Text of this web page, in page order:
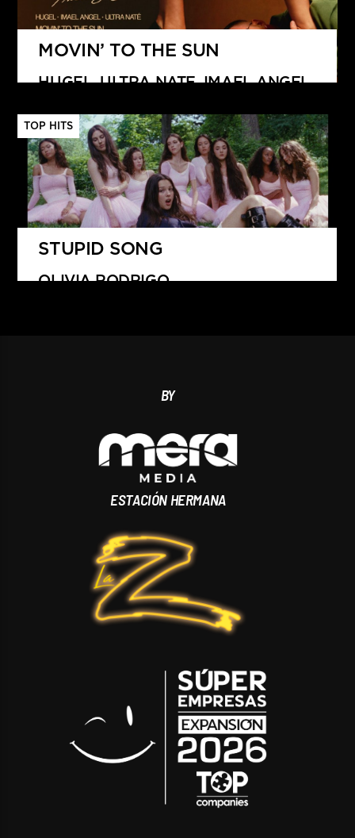
MOVIN’ TO THE SUN
HUGEL, ULTRA NATE, IMAEL ANGEL
TOP HITS
STUPID SONG
OLIVIA RODRIGO
BY
ESTACIÓN HERMANA